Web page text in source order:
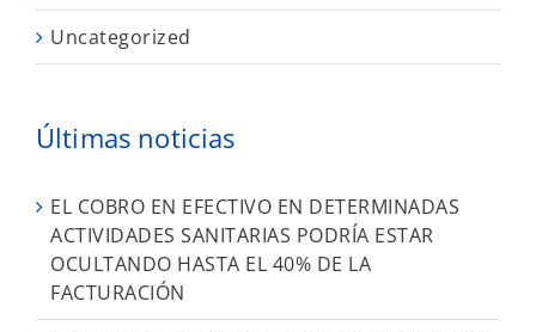
Uncategorized
Últimas noticias
EL COBRO EN EFECTIVO EN DETERMINADAS
ACTIVIDADES SANITARIAS PODRÍA ESTAR
OCULTANDO HASTA EL 40% DE LA
FACTURACIÓN